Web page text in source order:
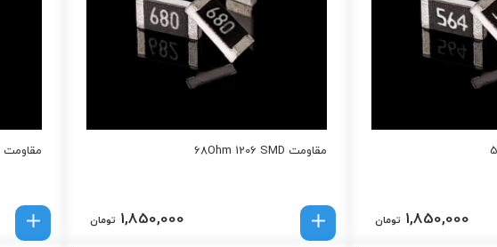
1,850,000 تومان
مقاومت 68Ohm 1206 SMD
1,850,000 تومان
مقاومت 560Ohm 1206 SMD